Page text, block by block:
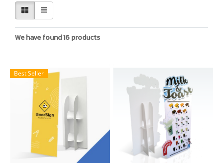
We have found 16 products
Best Seller